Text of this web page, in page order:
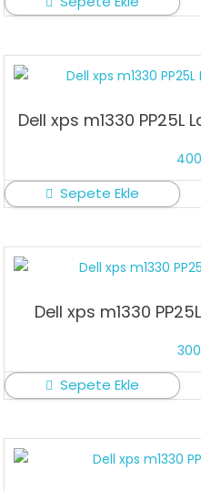
Dell xps m1330
Sepete Ekle
Dell xps m1330
Sepete Ekle